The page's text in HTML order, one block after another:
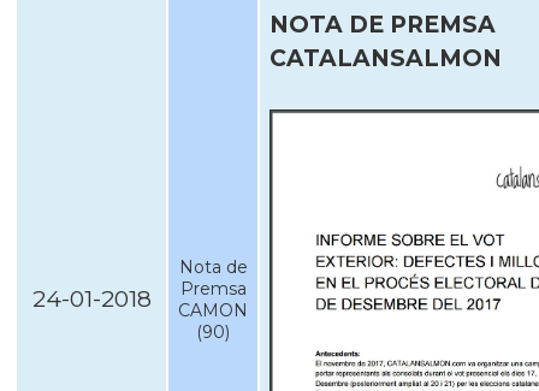
24-01-2018
Nota de
Premsa
CAMON
(90)
NOTA DE PREMSA
CATALANSALMON